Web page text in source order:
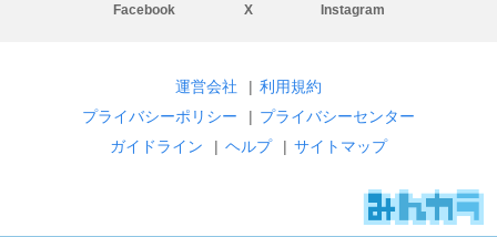
Facebook X Instagram
運営会社 | 利用規約
プライバシーポリシー
| プライバシーセンター
ガイドライン
| ヘルプ | サイトマップ